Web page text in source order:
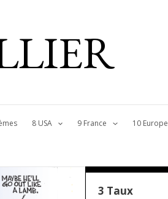
8 USA 9 France 10 Europe
3 Taux